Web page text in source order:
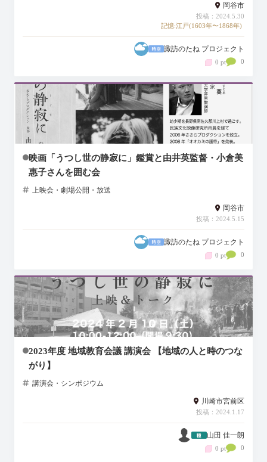
岡谷市
投稿：2024.5.30
記憶:江戸(1603年〜1868年)
諏訪のたね プロジェクト
0 pt 0
映画「うつし世の静寂に」鑑賞と由井英監督・小倉美
惠子さんを囲む会
上映会・劇場公開・放送
岡谷市
投稿：2024.5.15
諏訪のたね プロジェクト
0 pt 0
2023年度 地域教育会議 講演会 【地域の人と時のつな
がり】
講演会・シンポジウム
川崎市宮前区
投稿：2024.1.17
山田 佳一朗
0 pt 0